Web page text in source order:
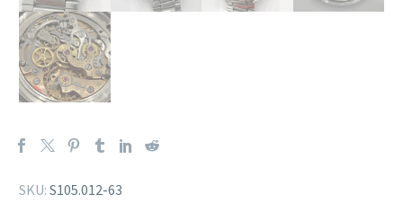
SKU: S105.012-63